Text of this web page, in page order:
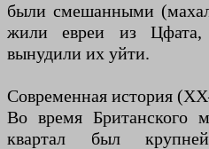
были смешанными
жили евреи из
вынудили их уйти.
Современная история
Во время Британского
квартал был